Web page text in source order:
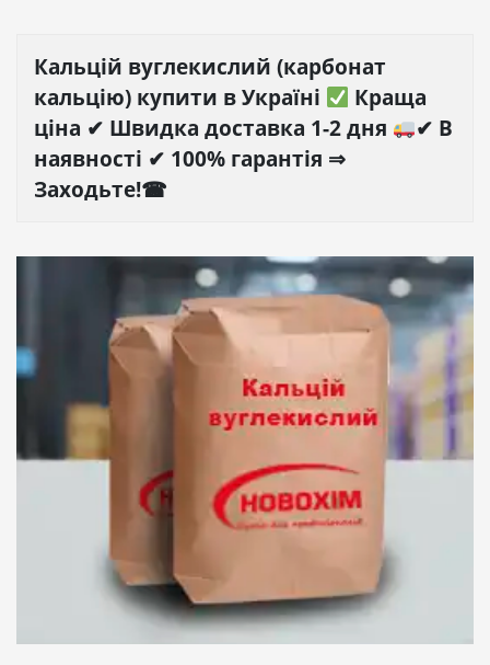
Кальцій вуглекислий (карбонат
кальцію) купити в Україні
Краща
ціна ✔ Швидка доставка 1-2 дня
✔ В
наявності ✔ 100% гарантія ⇒
Заходьте!☎